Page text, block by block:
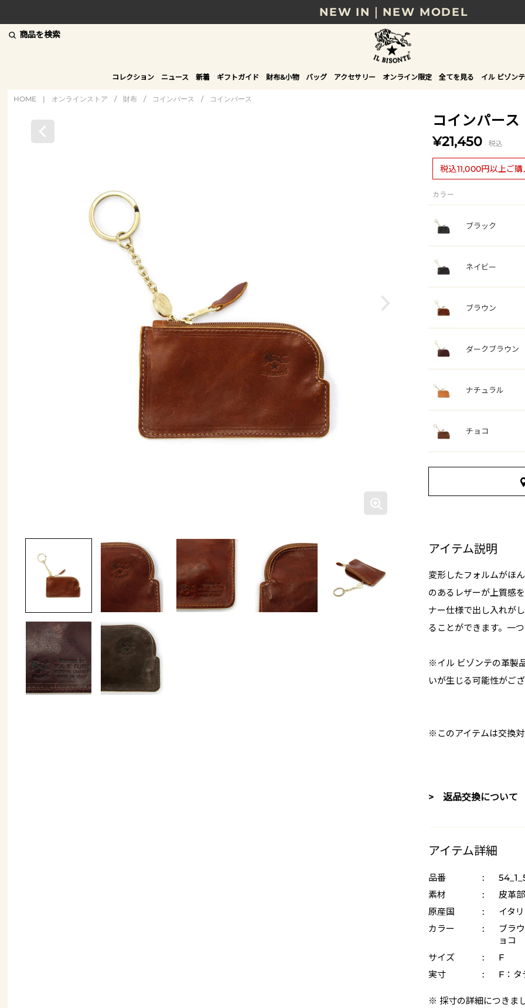
NEW IN｜NEW MODEL
8/17(月)10時まで｜税込11,000円以上で送料無
贈る相手やシーンから選べる、新しいギフトガ
NEW IN｜COLOR LEATHER
商品を検索
コレクション ニュース 新着 ギフトガイド 財布&小物 バッグ アクセサリー オンライン限定 全てを見る イル ビゾン
HOME | オンラインストア / 財布 / コインパース / コインパース
コインパース
¥21,450 税込
税込11,000円以上ご
カラー
ブラック
ネイビー
ブラウン
ダークブラウン
ナチュラル
チョコ
アイテム説明
変形したフォルムがほ
のあるレザーが上質感
ナー仕様で出し入れが
ることができます。一
※イル ビゾンテの革製
いが生じる可能性がご
※このアイテムは交換
> 返品交換について
アイテム詳細
品番 :
素材
:
皮革
原産国
:
イタ
カラー
:
ブラ
ョコ
サイズ
:
F
実寸
: F：タ
※ 採寸の詳細につきま